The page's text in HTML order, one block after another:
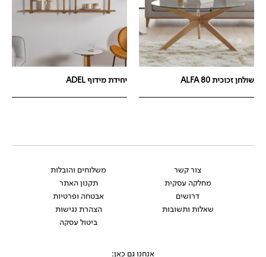
שולחן זכוכית ALFA 80 יחידת מידוף ADEL
צור קשר
מחלקה עסקית
דרושים
שאלות ותשובות
משלוחים והובלות
תקנון האתר
אבטחה ופרטיות
הצהרת נגישות
ביטול עסקה
אנחנו גם כאן: